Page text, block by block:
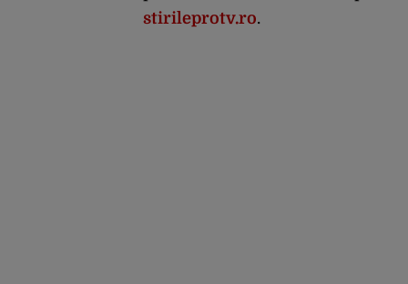
stirileprotv.ro.